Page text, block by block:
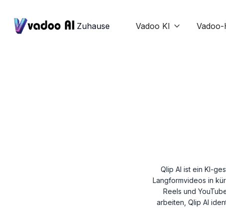
Zuhause Vadoo KI 
Qlip AI ist ein KI-
Langformvideos in
Reels und
arbeiten, Qlip AI